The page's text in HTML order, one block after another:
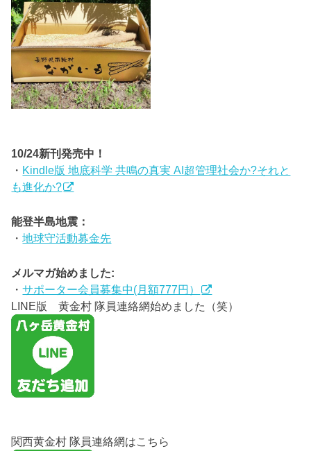
10/24新刊発売中！
・ Kindle版 地底科学 共鳴の真実 AI超管理社会か?それと
も進化か?
能登半島地震：
・地球守活動募金先
メルマガ始めました:
・サポーター会員募集中(月額777円）
LINE版 黄金村 隊員連絡網始めました（笑）
関西黄金村 隊員連絡網はこちら